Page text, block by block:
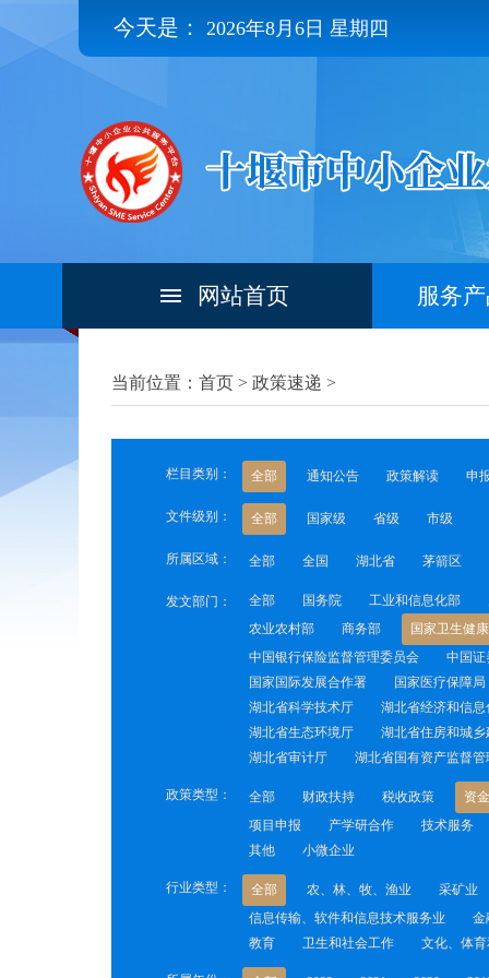
今天是： 2026年8月6日 星期四
网站首页 服务
当前位置：首页 > 政策速递 >
栏目类别： 全部 通知公告 政策解读 申
文件级别： 全部 国家级 省级 市级
所属区域： 全部 全国 湖北省 茅箭区
发文部门： 全部 国务院 工业和信息化部
农业农村部
商务部 国家卫生健
中国银行保险监督管理委员会
中国证
国家国际发展合作署
国家医疗保障局
湖北省科学技术厅
湖北省经济和信息
湖北省生态环境厅
湖北省住房和城乡
湖北省审计厅
湖北省国有资产监督管
政策类型： 全部 财政扶持 税收政策 资
项目申报
产学研合作 技术服务
其他
小微企业
行业类型： 全部 农、林、牧、渔业 采矿业
信息传输、软件和信息技术服务业
金
教育
卫生和社会工作 文化、体